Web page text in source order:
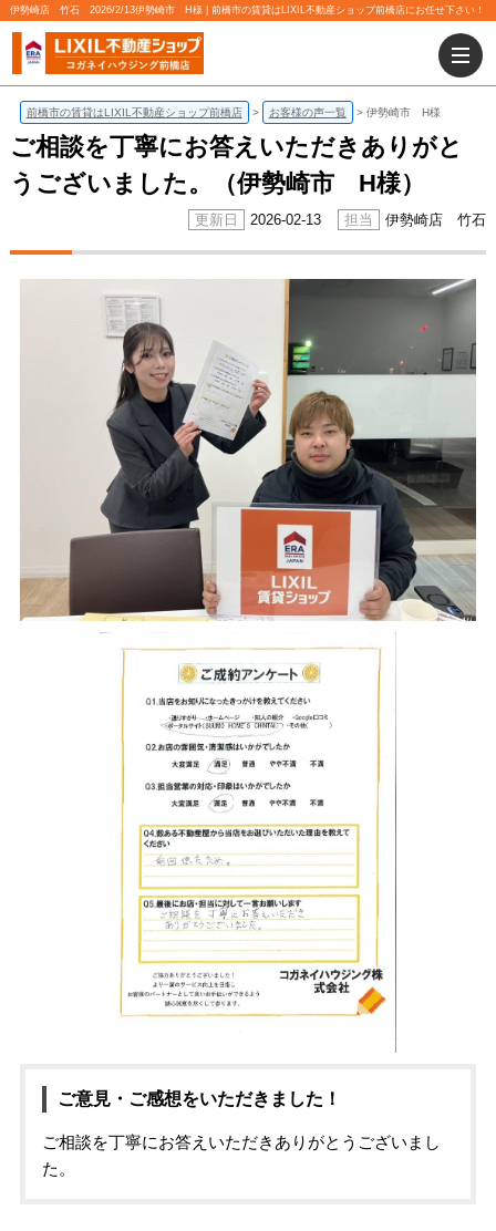
伊勢崎店 竹石 2026/2/13伊勢崎市 H様 | 前橋市の賃貸はLIXIL不動産ショップ前橋店にお任せ下さい！
前橋市の賃貸はLIXIL不動産ショップ前橋店 お客様の声一覧 伊勢崎市 H様
ご相談を丁寧にお答えいただきありがと
うございました。（伊勢崎市 H様）
2026-02-13 伊勢崎店 竹石
ご意見・ご感想をいただきました！
ご相談を丁寧にお答えいただきありがとうございまし
た。